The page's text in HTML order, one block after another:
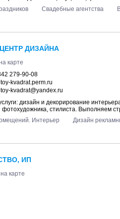
Свадебные агентства
ДИЗАЙНА
карте
279-90-08
kvadrat.perm.ru
kvadrat@yandex.ru
дизайн и декорирование
фотохудожника, стилиста. Выполняем
Интерьер
Дизайн
ИП
карте